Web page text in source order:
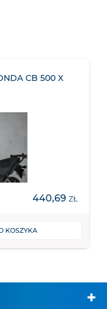
CB 500 X
440,69 ZŁ
KOSZYKA